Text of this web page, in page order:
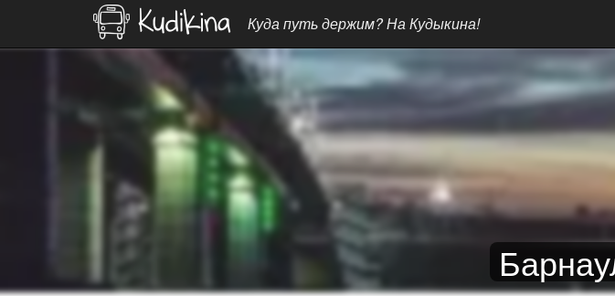
Куда путь держим? На Кудыкина!